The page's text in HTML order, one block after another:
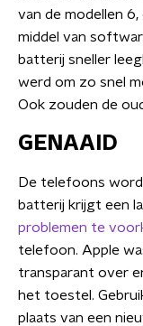
van de modellen
middel van
batterij sneller
werd om zo snel
Ook zouden de
GENAAID
De telefoons
batterij krijgt een
problemen te
telefoon. Apple
transparant over
het toestel.
plaats van een